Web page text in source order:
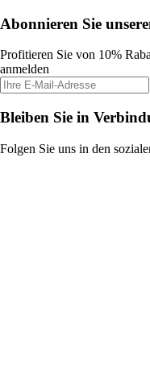
Abonnieren Sie
Profitieren Sie von 10%
anmelden
Bleiben Sie in
Folgen Sie uns in den